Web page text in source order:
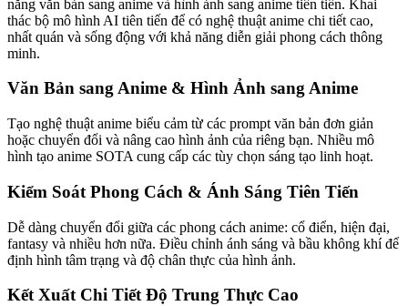
năng văn bản sang anime và hình ảnh sang anime tiên tiến. Khai
thác bộ mô hình AI tiên tiến để có nghệ thuật anime chi tiết cao,
nhất quán và sống động với khả năng diễn giải phong cách thông
minh.
Văn Bản sang Anime & Hình Ảnh sang Anime
Tạo nghệ thuật anime biểu cảm từ các prompt văn bản đơn giản
hoặc chuyển đổi và nâng cao hình ảnh của riêng bạn. Nhiều mô
hình tạo anime SOTA cung cấp các tùy chọn sáng tạo linh hoạt.
Kiểm Soát Phong Cách & Ánh Sáng Tiên Tiến
Dễ dàng chuyển đổi giữa các phong cách anime: cổ điển, hiện đại,
fantasy và nhiều hơn nữa. Điều chỉnh ánh sáng và bầu không khí để
định hình tâm trạng và độ chân thực của hình ảnh.
Kết Xuất Chi Tiết Độ Trung Thực Cao